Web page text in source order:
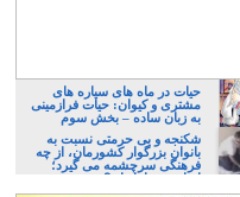
حیات در ماه های سیاره های
مشتری و کیوان: حیات فرازمینی
به زبان ساده – بخش سوم
شکنجه و بی حرمتی نسبت به
بانوان بزرگوار کشورمان، از چه
فرهنگی سرچشمه می گیرد؛
ایرانی، و یا تازیان؟